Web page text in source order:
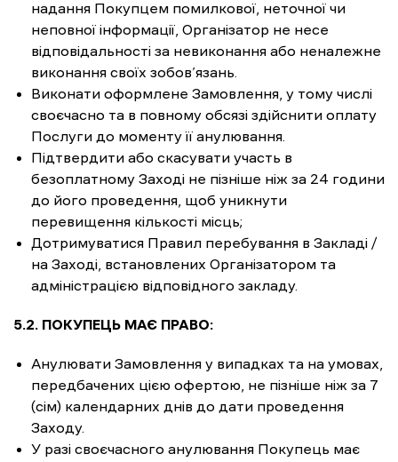
надання Покупцем помилкової, неточної чи
неповної інформації, Організатор не несе
відповідальності за невиконання або неналежне
виконання своїх зобов’язань.
Виконати оформлене Замовлення, у тому числі
своєчасно та в повному обсязі здійснити оплату
Послуги до моменту її анулювання.
Підтвердити або скасувати участь в
безоплатному Заході не пізніше ніж за 24 години
до його проведення, щоб уникнути
перевищення кількості місць;
Дотримуватися Правил перебування в Закладі /
на Заході, встановлених Організатором та
адміністрацією відповідного закладу.
5.2. ПОКУПЕЦЬ МАЄ ПРАВО:
Анулювати Замовлення у випадках та на умовах,
передбачених цією офертою, не пізніше ніж за 7
(сім) календарних днів до дати проведення
Заходу.
У разі своєчасного анулювання Покупець має